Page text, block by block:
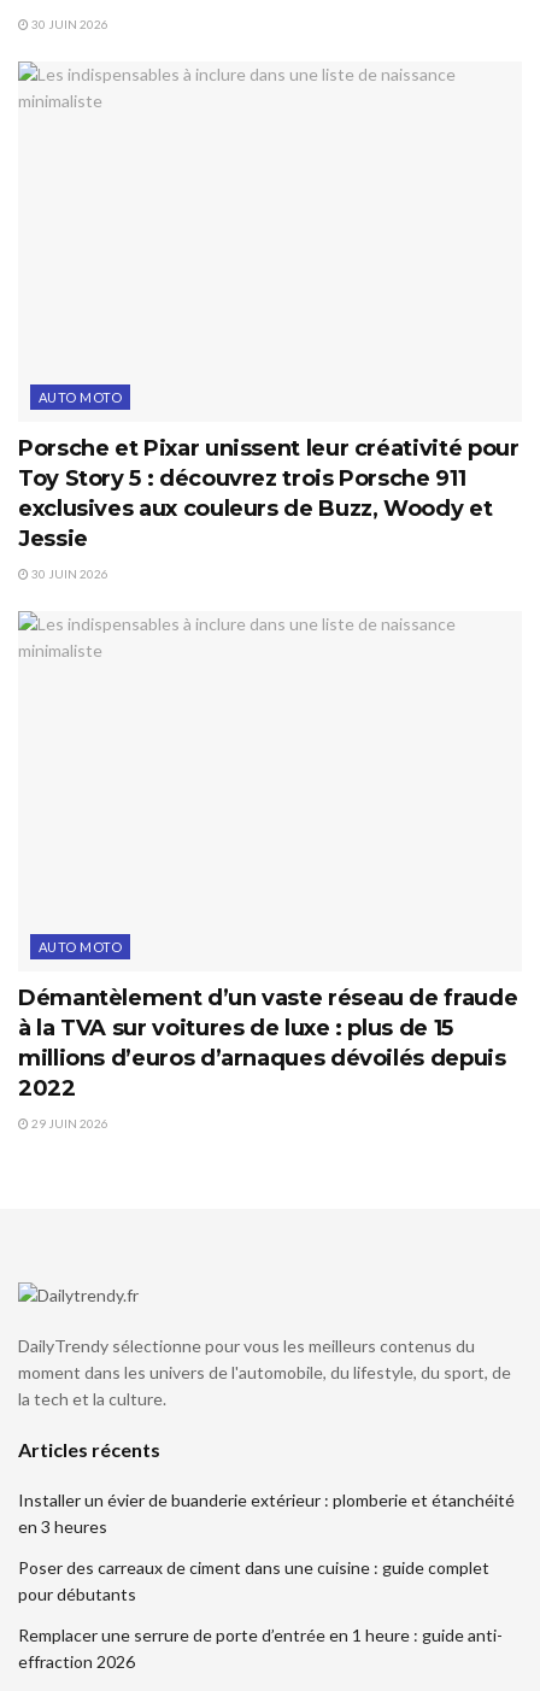
30 JUIN 2026
AUTO MOTO
Porsche et Pixar unissent leur créativité pour
Toy Story 5 : découvrez trois Porsche 911
exclusives aux couleurs de Buzz, Woody et
Jessie
30 JUIN 2026
AUTO MOTO
Démantèlement d’un vaste réseau de fraude
à la TVA sur voitures de luxe : plus de 15
millions d’euros d’arnaques dévoilés depuis
2022
29 JUIN 2026
DailyTrendy sélectionne pour vous les meilleurs contenus du
moment dans les univers de l'automobile, du lifestyle, du sport, de
la tech et la culture.
Articles récents
Installer un évier de buanderie extérieur : plomberie et étanchéité
en 3 heures
Poser des carreaux de ciment dans une cuisine : guide complet
pour débutants
Remplacer une serrure de porte d’entrée en 1 heure : guide anti-
effraction 2026